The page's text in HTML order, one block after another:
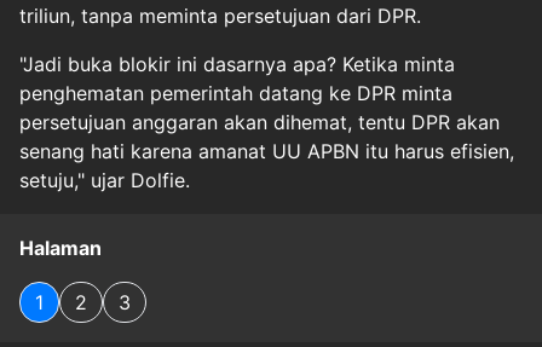
triliun, tanpa meminta persetujuan dari DPR.
"Jadi buka blokir ini dasarnya apa? Ketika minta
penghematan pemerintah datang ke DPR minta
persetujuan anggaran akan dihemat, tentu DPR akan
senang hati karena amanat UU APBN itu harus efisien,
setuju," ujar Dolfie.
Halaman
1 2 3